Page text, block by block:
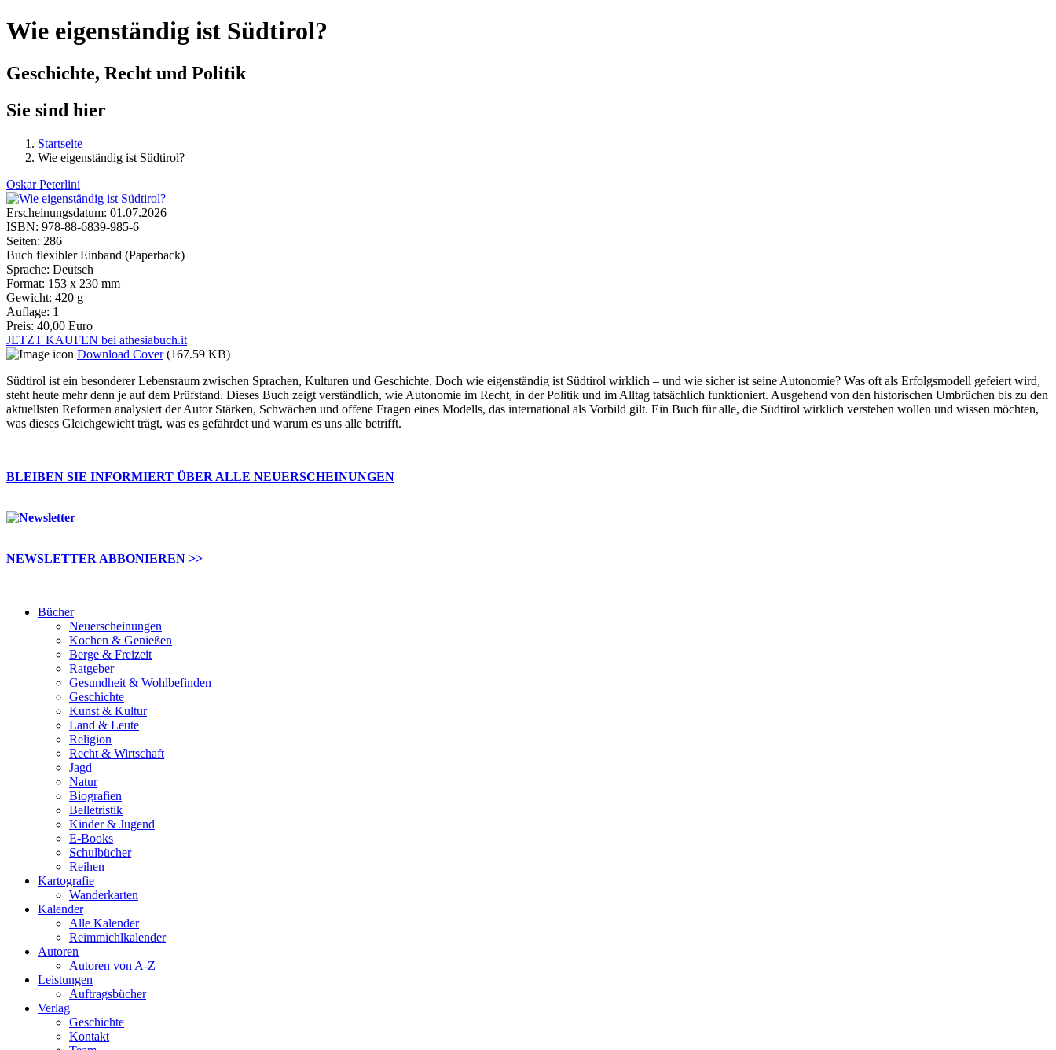
Wie eigenständig ist Südtirol?
Geschichte, Recht und Politik
Sie sind hier
Startseite
Wie eigenständig ist Südtirol?
Oskar Peterlini
Erscheinungsdatum: 01.07.2026
ISBN: 978-88-6839-985-6
Seiten: 286
Buch flexibler Einband (Paperback)
Sprache: Deutsch
Format: 153 x 230 mm
Gewicht: 420 g
Auflage: 1
Preis: 40,00 Euro
JETZT KAUFEN bei athesiabuch.it
Download Cover (167.59 KB)
Südtirol ist ein besonderer Lebensraum zwischen Sprachen, Kulturen und Geschichte. Doch wie eigenständig ist Südtirol wirklich – und wie sicher ist seine Autonomie? Was oft als Erfolgsmodell gefeiert wird,
steht heute mehr denn je auf dem Prüfstand. Dieses Buch zeigt verständlich, wie Autonomie im Recht, in der Politik und im Alltag tatsächlich funktioniert. Ausgehend von den historischen Umbrüchen bis zu den
aktuellsten Reformen analysiert der Autor Stärken, Schwächen und offene Fragen eines Modells, das international als Vorbild gilt. Ein Buch für alle, die Südtirol wirklich verstehen wollen und wissen möchten,
was dieses Gleichgewicht trägt, was es gefährdet und warum es uns alle betrifft.
BLEIBEN SIE INFORMIERT ÜBER ALLE NEUERSCHEINUNGEN
NEWSLETTER ABBONIEREN >>
Bücher
Neuerscheinungen
Kochen & Genießen
Berge & Freizeit
Ratgeber
Gesundheit & Wohlbefinden
Geschichte
Kunst & Kultur
Land & Leute
Religion
Recht & Wirtschaft
Jagd
Natur
Biografien
Belletristik
Kinder & Jugend
E-Books
Schulbücher
Reihen
Kartografie
Wanderkarten
Kalender
Alle Kalender
Reimmichlkalender
Autoren
Autoren von A-Z
Leistungen
Auftragsbücher
Verlag
Geschichte
Kontakt